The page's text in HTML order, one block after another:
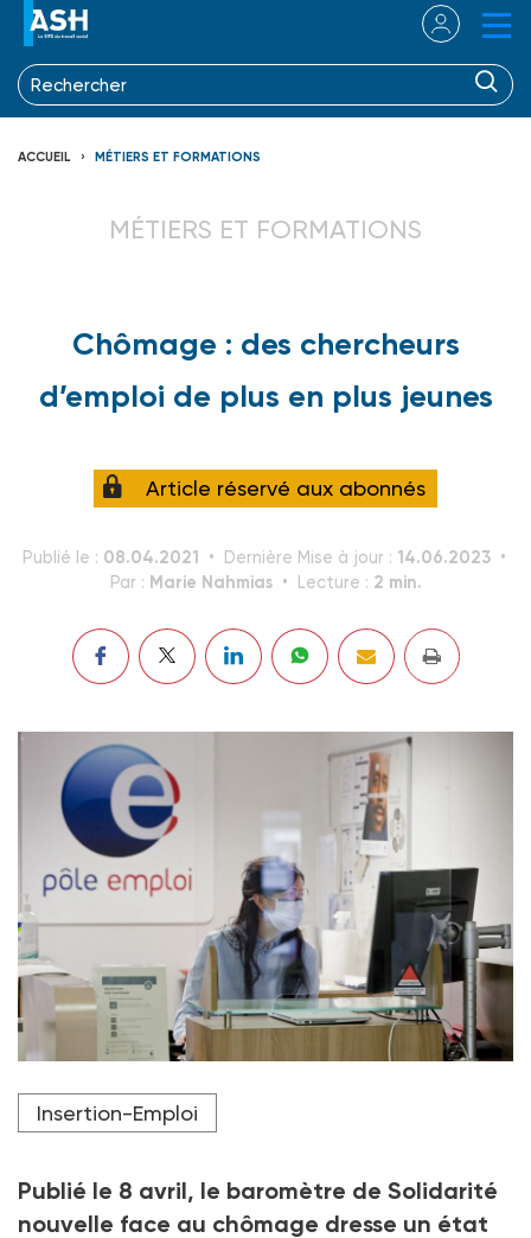
ACCUEIL MÉTIERS ET FORMATIONS
MÉTIERS ET FORMATIONS
Chômage : des chercheurs
d’emploi de plus en plus jeunes
Article réservé aux abonnés
Publié le : 08.04.2021 Dernière Mise à jour : 14.06.2023
Par : Marie Nahmias Lecture : 2 min.
Image d’illustration, une conseillère d’accueil de
l’agence Pôle emploi de Gap (Hautes-Alpes).
Insertion-Emploi
Publié le 8 avril, le baromètre de Solidarité
nouvelle face au chômage dresse un état